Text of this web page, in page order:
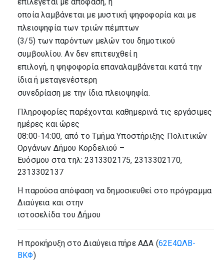
οποία λαμβάνεται με μυστική ψηφοφορία και με
πλειοψηφία των τριών πέμπτων
(3/5) των παρόντων μελών του δημοτικού
συμβουλίου. Αν δεν επιτευχθεί η
επιλογή, η ψηφοφορία επαναλαμβάνεται κατά την
ίδια ή μεταγενέστερη
συνεδρίαση με την ίδια πλειοψηφία.
Πληροφορίες παρέχονται καθημερινά τις εργάσιμες
ημέρες και ώρες
08:00-14:00, από το Τμήμα Υποστήριξης Πολιτικών
Οργάνων Δήμου Κορδελιού –
Ευόσμου στα τηλ: 2313302175, 2313302170,
2313302137
Η παρούσα απόφαση να δημοσιευθεί στο πρόγραμμα
Διαύγεια και στην
ιστοσελίδα του Δήμου
H προκήρυξη στο Διαύγεια πήρε ΑΔΑ (62Ε4ΩΛΒ-
ΒΚΦ)